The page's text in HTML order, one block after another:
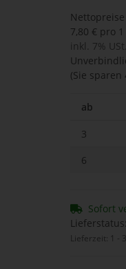
7,80 € pro 1
inkl. 7%
(Sie sparen
ab
3
6
Sofort
Lieferzeit: 1 -